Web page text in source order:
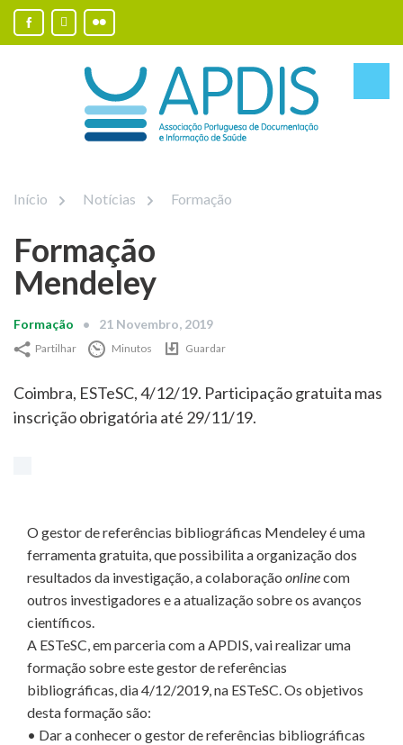
Início Notícias Formação
Formação
Mendeley
Formação 21 Novembro, 2019
Partilhar Minutos Guardar
Coimbra, ESTeSC, 4/12/19. Participação gratuita mas
inscrição obrigatória até 29/11/19.
O gestor de referências bibliográficas Mendeley é uma
ferramenta gratuita, que possibilita a organização dos
resultados da investigação, a colaboração onlinecom
outros investigadores e a atualização sobre os avanços
científicos.
A ESTeSC, em parceria com a APDIS, vai realizar uma
formação sobre este gestor de referências
bibliográficas, dia 4/12/2019, na ESTeSC. Os objetivos
desta formação são:
• Dar a conhecer o gestor de referências bibliográficas